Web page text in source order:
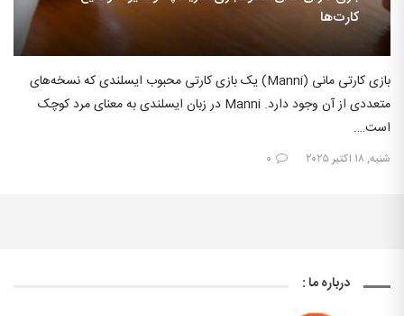
کارت‌ها
بازی کارتی مانی (Manni) یک بازی کارتی محبوب ایسلندی که نسخه‌های
متعددی از آن وجود دارد. Manni در زبان ایسلندی به معنای مرد کوچک
است….
شنبه, ۱۸ اکتبر ۲۰۲۵ ۰
درباره ما :